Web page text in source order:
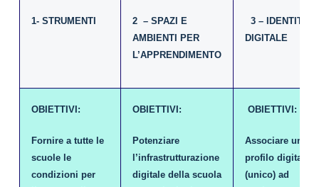
1- STRUMENTI
2 – SPAZI E
AMBIENTI PER
L’APPRENDIMENTO
3 – IDENTITA’
DIGITALE
OBIETTIVI:
Fornire a tutte le
scuole le
condizioni per
OBIETTIVI:
Potenziare
l’infrastrutturazione
digitale della scuola
OBIETTIVI:
Associare un
profilo digitale
(unico) ad